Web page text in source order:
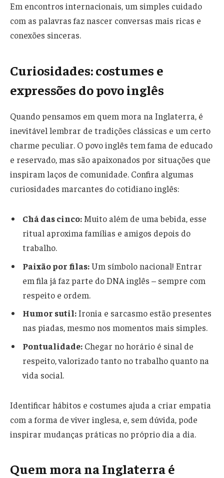
Em encontros internacionais, um simples cuidado
com as palavras faz nascer conversas mais ricas e
conexões sinceras.
Curiosidades: costumes e
expressões do povo inglês
Quando pensamos em quem mora na Inglaterra, é
inevitável lembrar de tradições clássicas e um certo
charme peculiar. O povo inglês tem fama de educado
e reservado, mas são apaixonados por situações que
inspiram laços de comunidade. Confira algumas
curiosidades marcantes do cotidiano inglês:
Chá das cinco: Muito além de uma bebida, esse
ritual aproxima famílias e amigos depois do
trabalho.
Paixão por filas:Um símbolo nacional! Entrar
em fila já faz parte do DNA inglês – sempre com
respeito e ordem.
Humor sutil:Ironia e sarcasmo estão presentes
nas piadas, mesmo nos momentos mais simples.
Pontualidade: Chegar no horário é sinal de
respeito, valorizado tanto no trabalho quanto na
vida social.
Identificar hábitos e costumes ajuda a criar empatia
com a forma de viver inglesa, e, sem dúvida, pode
inspirar mudanças práticas no próprio dia a dia.
Quem mora na Inglaterra é